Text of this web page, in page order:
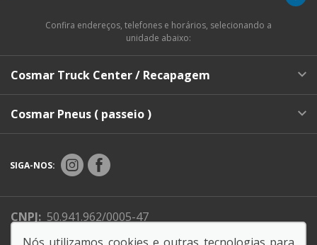
Confira endereços, telefones e horários, selecionando a
unidade abaixo:
Cosmar Truck Center / Recapagem
Cosmar Pneus ( passeio )
SIGA-NOS:
CNPJ: 50.941.962/0005-47
Endereço Matriz: Av. Professora Maria do Carmo